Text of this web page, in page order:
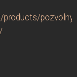
pozvolny-